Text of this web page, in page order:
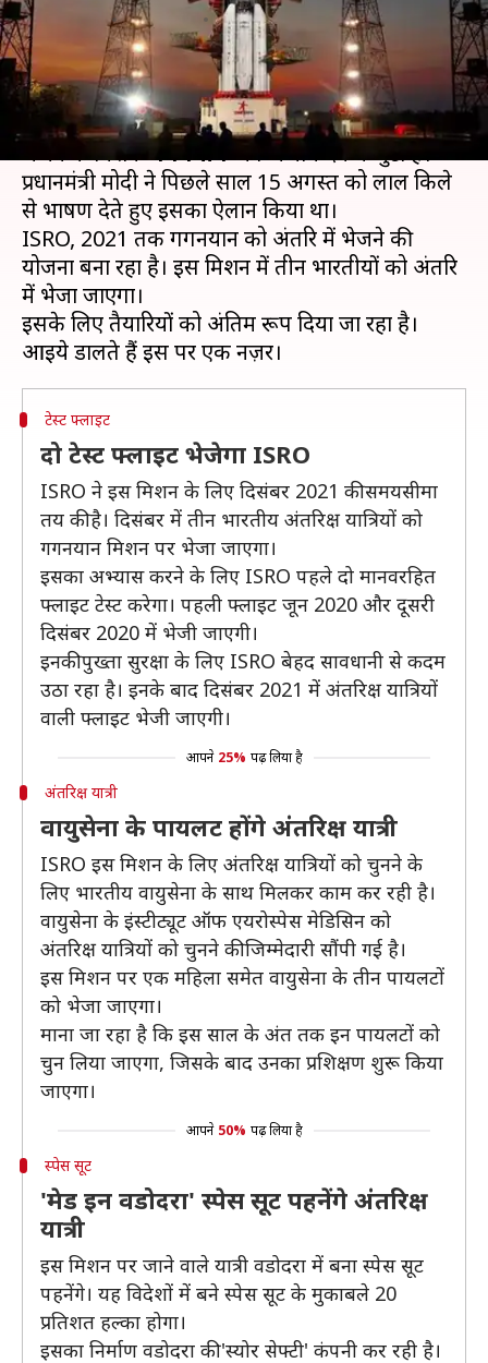
लेखन Jan 18, 2019 07:21 pm
क्या है खबर?
भारतीय अंतरिक्ष अनुसंधान संस्थान (ISRO) अंतरिक्ष में मानव
भेजने के मिशन 'गगनयान' को अंजाम देने में जुटा है।
प्रधानमंत्री मोदी ने पिछले साल 15 अगस्त को लाल किले
से भाषण देते हुए इसका ऐलान किया था।
ISRO, 2021 तक गगनयान को अंतरिक्ष में भेजने की
योजना बना रहा है। इस मिशन में तीन भारतीयों को अंतरिक्ष
में भेजा जाएगा।
इसके लिए तैयारियों को अंतिम रूप दिया जा रहा है।
टेस्ट फ्लाइट
दो टेस्ट फ्लाइट भेजेगा ISRO
ISRO ने इस मिशन के लिए दिसंबर 2021 की समयसीमा
तय की है। दिसंबर में तीन भारतीय अंतरिक्ष यात्रियों को
गगनयान मिशन पर भेजा जाएगा।
इसका अभ्यास करने के लिए ISRO पहले दो मानवरहित
फ्लाइट टेस्ट करेगा। पहली फ्लाइट जून 2020 और दूसरी
दिसंबर 2020 में भेजी जाएगी।
इनकी पुख्ता सुरक्षा के लिए ISRO बेहद सावधानी से कदम
उठा रहा है। इनके बाद दिसंबर 2021 में अंतरिक्ष यात्रियों
वाली फ्लाइट भेजी जाएगी।
आपने 25% पढ़ लिया है
अंतरिक्ष यात्री
वायुसेना के पायलट होंगे अंतरिक्ष यात्री
ISRO इस मिशन के लिए अंतरिक्ष यात्रियों को चुनने के
लिए भारतीय वायुसेना के साथ मिलकर काम कर रही है।
वायुसेना के इंस्टीट्यूट ऑफ एयरोस्पेस मेडिसिन को
अंतरिक्ष यात्रियों को चुनने की जिम्मेदारी सौंपी गई है।
इस मिशन पर एक महिला समेत वायुसेना के तीन पायलटों
को भेजा जाएगा।
माना जा रहा है कि इस साल के अंत तक इन पायलटों को
चुन लिया जाएगा, जिसके बाद उनका प्रशिक्षण शुरू किया
जाएगा।
आपने 50% पढ़ लिया है
स्पेस सूट
'मेड इन वडोदरा' स्पेस सूट पहनेंगे अंतरिक्ष
यात्री
इस मिशन पर जाने वाले यात्री वडोदरा में बना स्पेस सूट
पहनेंगे। यह विदेशों में बने स्पेस सूट के मुकाबले 20
प्रतिशत हल्का होगा।
इसका निर्माण वडोदरा की 'स्योर सेफ्टी' कंपनी कर रही है।